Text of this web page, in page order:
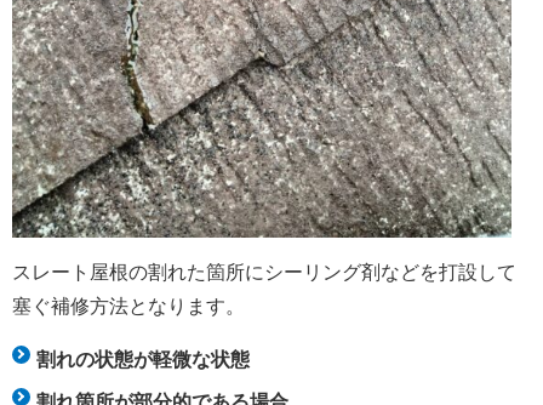
スレート屋根の割れた箇所にシーリング剤などを打設して
塞ぐ補修方法となります。
割れの状態が軽微な状態